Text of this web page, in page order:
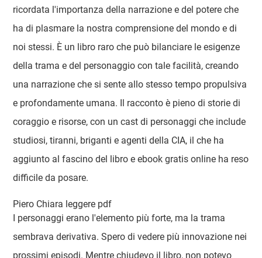
ricordata l'importanza della narrazione e del potere che
ha di plasmare la nostra comprensione del mondo e di
noi stessi. È un libro raro che può bilanciare le esigenze
della trama e del personaggio con tale facilità, creando
una narrazione che si sente allo stesso tempo propulsiva
e profondamente umana. Il racconto è pieno di storie di
coraggio e risorse, con un cast di personaggi che include
studiosi, tiranni, briganti e agenti della CIA, il che ha
aggiunto al fascino del libro e ebook gratis online ha reso
difficile da posare.
Piero Chiara leggere pdf
I personaggi erano l'elemento più forte, ma la trama
sembrava derivativa. Spero di vedere più innovazione nei
prossimi episodi. Mentre chiudevo il libro, non potevo